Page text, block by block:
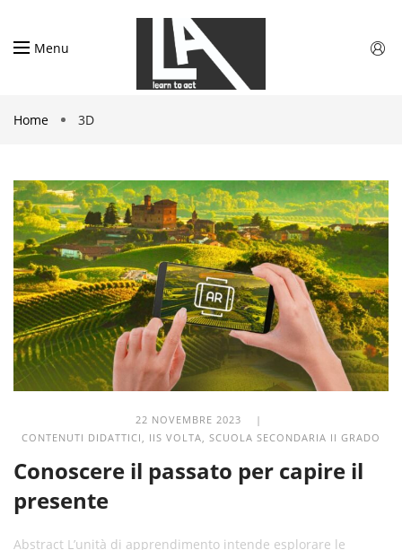
Menu
Home 3D
22 NOVEMBRE 2023 |
CONTENUTI DIDATTICI
IIS VOLTA SCUOLA SECONDARIA II GRADO
Conoscere il passato per capire il
presente
Abstract L’unità di apprendimento intende esplorare le